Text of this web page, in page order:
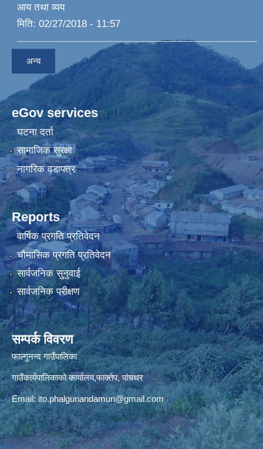
आय तथा व्यय
मिति: 02/27/2018 - 11:57
अन्य
eGov services
घटना दर्ता
सामाजिक सुरक्षा
नागरिक वडापत्र
Reports
वार्षिक प्रगति प्रतिवेदन
चौमासिक प्रगति प्रतिवेदन
सार्वजनिक सुनुवाई
सार्वजनिक परीक्षण
सम्पर्क विवरण
फाल्गुनन्द गाउँपालिका
गाउँकार्यपालिकाको कार्यालय,फाक्तेप, पांचथर
Email: ito.phalgunandamun@gmail.com